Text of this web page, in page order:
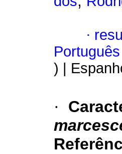
·
Português
) |
·